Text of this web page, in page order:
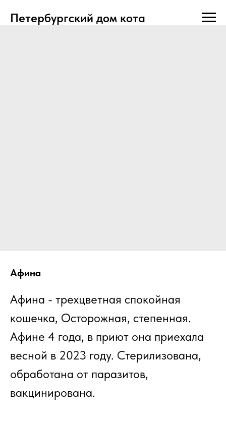
Петербургский дом кота
Афина
Афина - трехцветная спокойная
кошечка, Осторожная, степенная.
Афине 4 года, в приют она приехала
весной в 2023 году. Стерилизована,
обработана от паразитов,
вакцинирована.